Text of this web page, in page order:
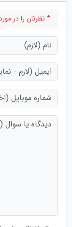
* نظرتان را در